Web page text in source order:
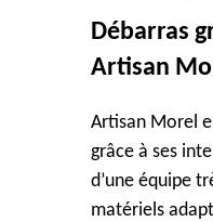
Débarras
Artisan
Artisan Morel
grâce à ses
d’une équipe
matériels